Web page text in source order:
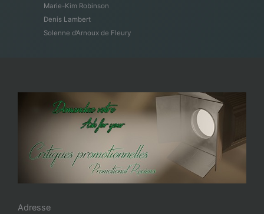
Marie-Kim Robinson
Denis Lambert
Solenne d’Arnoux de Fleury
Adresse